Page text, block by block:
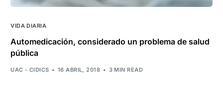
VIDA DIARIA
Automedicación, considerado un problema de salud
pública
UAC - CIDICS 16 ABRIL, 2018 3 MIN READ